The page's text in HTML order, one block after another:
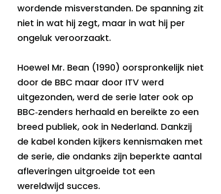
wordende misverstanden. De spanning zit
niet in wat hij zegt, maar in wat hij per
ongeluk veroorzaakt.
Hoewel Mr. Bean (1990) oorspronkelijk niet
door de BBC maar door ITV werd
uitgezonden, werd de serie later ook op
BBC‑zenders herhaald en bereikte zo een
breed publiek, ook in Nederland. Dankzij
de kabel konden kijkers kennismaken met
de serie, die ondanks zijn beperkte aantal
afleveringen uitgroeide tot een
wereldwijd succes.